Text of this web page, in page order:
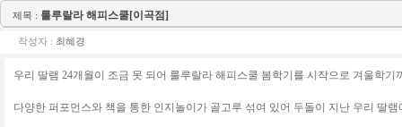
제목 : 룰루랄라 해피스쿨[이곡점]
작성자 : 최혜경
우리 딸램 24개월이 조금 못 되어 룰루랄라 해피스쿨 봄학기를 시작으로 겨울학기
다양한 퍼포먼스와 책을 통한 인지놀이가 골고루 섞여 있어 두돌이 지난 우리 딸램